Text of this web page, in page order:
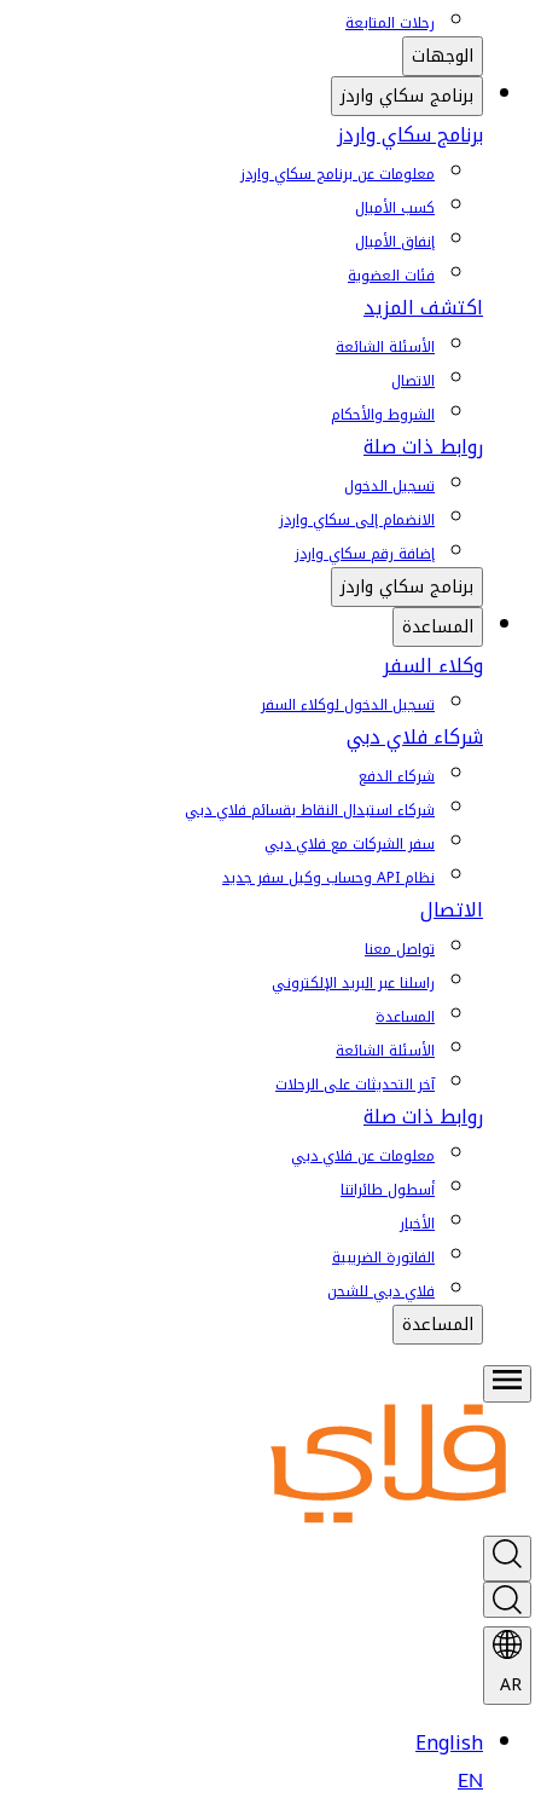
رحلات المتابعة
الوجهات
برنامج سكاي واردز
برنامج سكاي واردز
معلومات عن برنامج سكاي واردز
كسب الأميال
إنفاق الأميال
فئات العضوية
اكتشف المزيد
الأسئلة الشائعة
الاتصال
الشروط والأحكام
روابط ذات صلة
تسجيل الدخول
الانضمام إلى سكاي واردز
إضافة رقم سكاي واردز
برنامج سكاي واردز
المساعدة
وكلاء السفر
تسجيل الدخول لوكلاء السفر
شركاء فلاي دبي
شركاء الدفع
شركاء استبدال النقاط بقسائم فلاي دبي
سفر الشركات مع فلاي دبي
نظام API وحساب وكيل سفر جديد
الاتصال
تواصل معنا
راسلنا عبر البريد الإلكتروني
المساعدة
الأسئلة الشائعة
آخر التحديثات على الرحلات
روابط ذات صلة
معلومات عن فلاي دبي
أسطول طائراتنا
الأخبار
الفاتورة الضريبية
فلاي دبي للشحن
المساعدة
AR
English
EN